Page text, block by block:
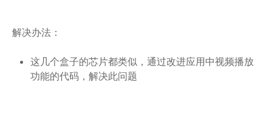
解决办法：
这几个盒子的芯片都类似，通过改进应用中视频播放
功能的代码，解决此问题